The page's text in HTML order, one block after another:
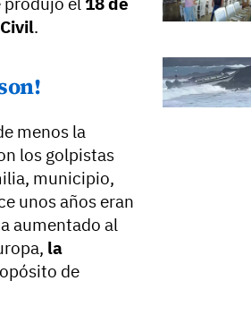
.
menos la
los golpistas
municipio,
unos años eran
aumentado al
la
de